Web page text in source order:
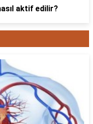
aktif edilir?